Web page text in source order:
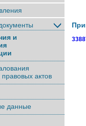
и
актов
данные